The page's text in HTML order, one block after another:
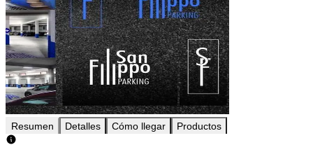
Resumen Detalles Cómo llegar Productos